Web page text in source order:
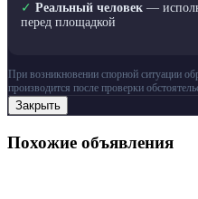
✓ Реальный человек —
перед площадкой
При возникновении спорной ситуации
производится после проверки
Закрыть
Похожие объявления